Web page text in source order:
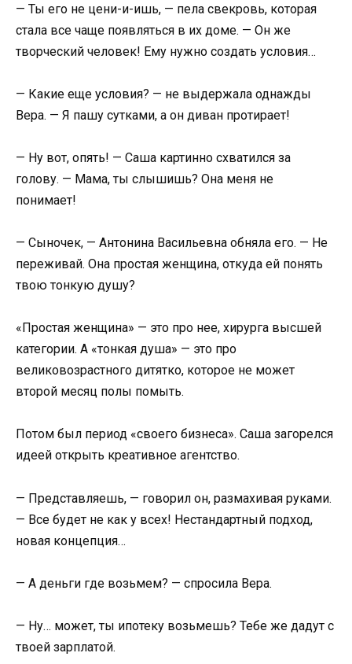
— Ты его не цени-и-ишь, — пела свекровь, которая
стала все чаще появляться в их доме. — Он же
творческий человек! Ему нужно создать условия…
— Какие еще условия? — не выдержала однажды
Вера. — Я пашу сутками, а он диван протирает!
— Ну вот, опять! — Саша картинно схватился за
голову. — Мама, ты слышишь? Она меня не
понимает!
— Сыночек, — Антонина Васильевна обняла его. — Не
переживай. Она простая женщина, откуда ей понять
твою тонкую душу?
«Простая женщина» — это про нее, хирурга высшей
категории. А «тонкая душа» — это про
великовозрастного дитятко, которое не может
второй месяц полы помыть.
Потом был период «своего бизнеса». Саша загорелся
идеей открыть креативное агентство.
— Представляешь, — говорил он, размахивая руками.
— Все будет не как у всех! Нестандартный подход,
новая концепция…
— А деньги где возьмем? — спросила Вера.
— Ну… может, ты ипотеку возьмешь? Тебе же дадут с
твоей зарплатой.